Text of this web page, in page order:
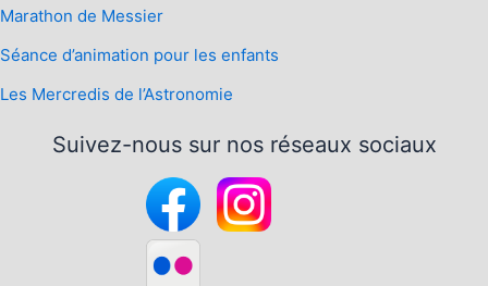
Marathon de Messier
Séance d’animation pour les enfants
Les Mercredis de l’Astronomie
Suivez-nous sur nos réseaux sociaux